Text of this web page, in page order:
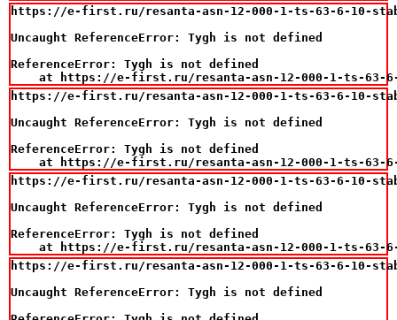
https://e-first.ru/resanta-asn-12-000-1-ts-63-6-10-
Uncaught ReferenceError: Tygh is not defined
ReferenceError: Tygh is not defined
at https://e-first.ru/resanta-asn-12-000-1-ts-
https://e-first.ru/resanta-asn-12-000-1-ts-63-6-10-
Uncaught ReferenceError: Tygh is not defined
ReferenceError: Tygh is not defined
at https://e-first.ru/resanta-asn-12-000-1-ts-
https://e-first.ru/resanta-asn-12-000-1-ts-63-6-10-
Uncaught ReferenceError: Tygh is not defined
ReferenceError: Tygh is not defined
at https://e-first.ru/resanta-asn-12-000-1-ts-
https://e-first.ru/resanta-asn-12-000-1-ts-63-6-10-
Uncaught ReferenceError: Tygh is not defined